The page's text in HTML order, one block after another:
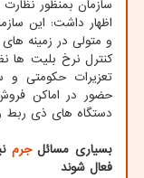
سازمان بمنظور
اظهار داشت: این
و متولی در زمینه
کنترل نرخ بلیت ها
تعزیرات حکومتی و
حضور در اماکن
دستگاه های ذی ربط
بسیاری مسائلجرم
فعال شوند